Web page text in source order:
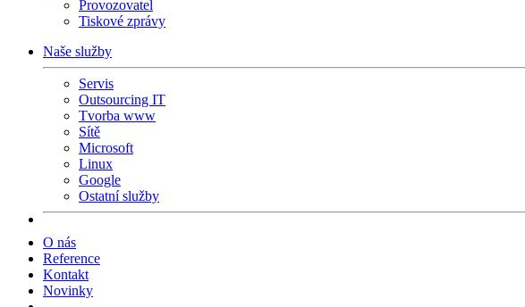
Provozovatel
Tiskové zprávy
Naše služby
Servis
Outsourcing IT
Tvorba www
Sítě
Microsoft
Linux
Google
Ostatní služby
O nás
Reference
Kontakt
Novinky